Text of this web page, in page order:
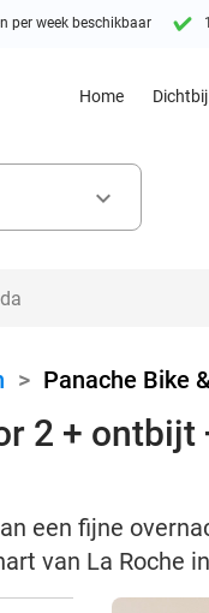
per week beschikbaar
Home Dichtbij
keyboard_arrow_down
> Panache Bike
2 + ontbijt
een fijne
van La Roche